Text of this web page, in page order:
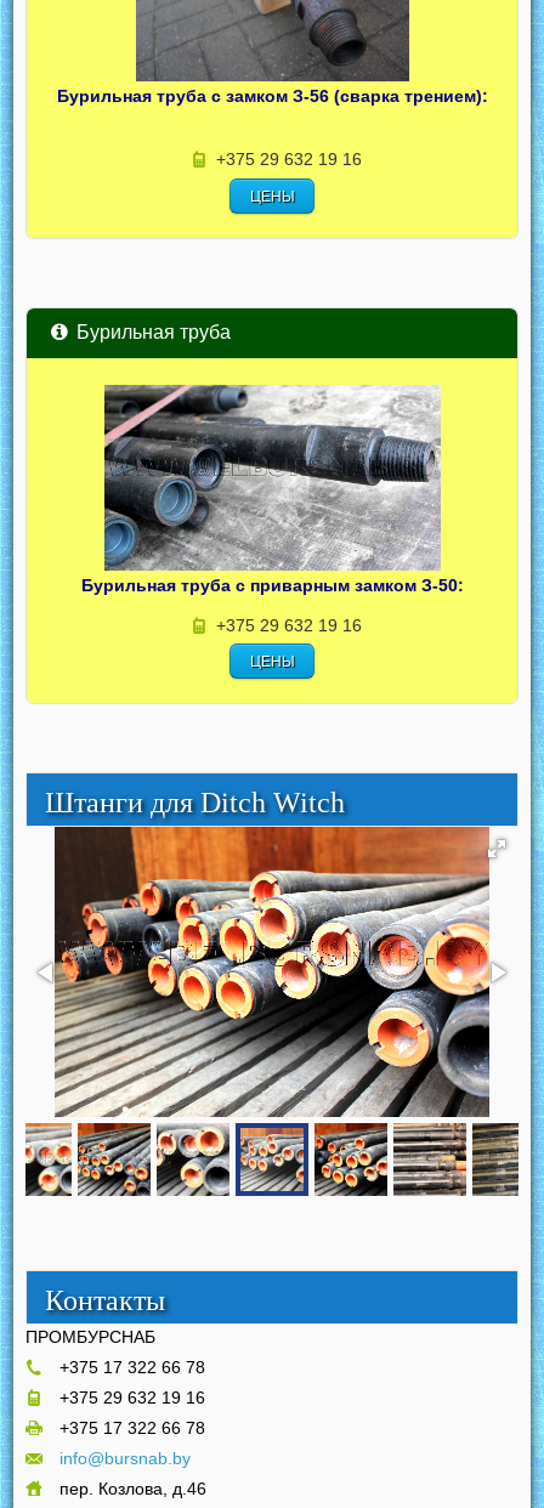
Бурильная труба с замком З-56 (сварка трением):
+375 29 632 19 16
ЦЕНЫ
Бурильная труба
Бурильная труба с приварным замком З-50:
+375 29 632 19 16
ЦЕНЫ
Штанги для Ditch Witch
Контакты
ПРОМБУРСНАБ
+375 17 322 66 78
+375 29 632 19 16
+375 17 322 66 78
info@bursnab.by
пер. Козлова, д.46